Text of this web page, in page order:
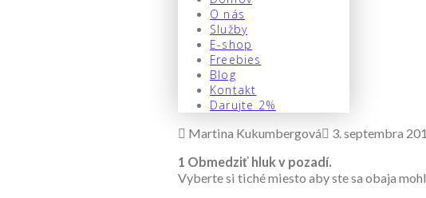
O nás
Služby
E-shop
Freebies
Blog
Kontakt
Darujte 2%
Martina Kukumbergová
3. septembra
1 Obmedziť hluk v pozadí.
Vyberte si tiché miesto aby ste sa obaja